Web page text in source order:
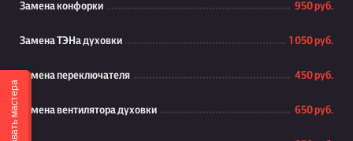
Замена конфорки 950 руб.
Замена ТЭНа духовки 1 050 руб.
Замена переключателя 450 руб.
Замена вентилятора духовки 650 руб.
Вызвать мастера